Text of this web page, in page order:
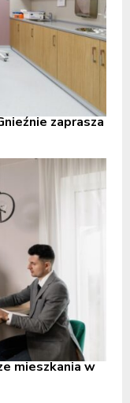
zaprasza
mieszkania w